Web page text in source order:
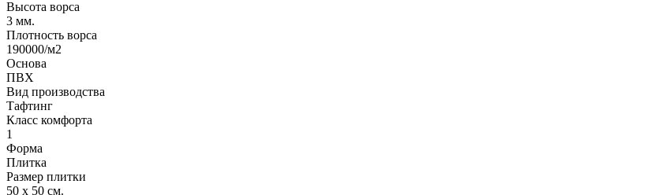
Высота ворса
3 мм.
Плотность ворса
190000/м2
Основа
ПВХ
Вид производства
Тафтинг
Класс комфорта
1
Форма
Плитка
Размер плитки
50 х 50 см.